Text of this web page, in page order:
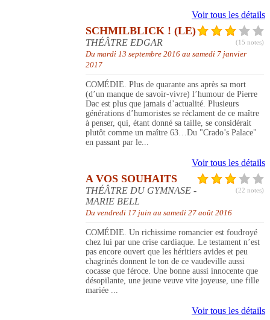
Voir tous les détails
(15 notes)
SCHMILBLICK ! (LE)
THÉÂTRE EDGAR
Du mardi 13 septembre 2016 au samedi 7 janvier
2017
COMÉDIE. Plus de quarante ans après sa mort
(d’un manque de savoir-vivre) l’humour de Pierre
Dac est plus que jamais d’actualité. Plusieurs
générations d’humoristes se réclament de ce maître
à penser, qui, étant donné sa taille, se considérait
plutôt comme un maître 63…Du "Crado’s Palace"
en passant par le...
Voir tous les détails
(22 notes)
A VOS SOUHAITS
THÉÂTRE DU GYMNASE -
MARIE BELL
Du vendredi 17 juin au samedi 27 août 2016
COMÉDIE. Un richissime romancier est foudroyé
chez lui par une crise cardiaque. Le testament n’est
pas encore ouvert que les héritiers avides et peu
chagrinés donnent le ton de ce vaudeville aussi
cocasse que féroce. Une bonne aussi innocente que
désopilante, une jeune veuve vite joyeuse, une fille
mariée ...
Voir tous les détails